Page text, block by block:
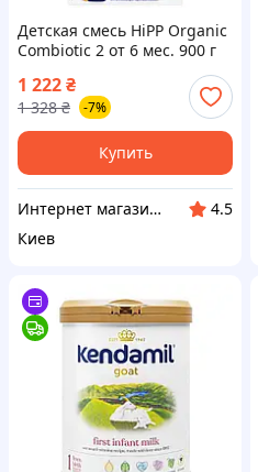
Детская смесь HiPP Organic
Combiotic 2 от 6 мес. 900 г
Доступный
1 222₴
1 328 ₴ -7%
Купить
Интернет магазин "Домовичок"
4.5
Киев